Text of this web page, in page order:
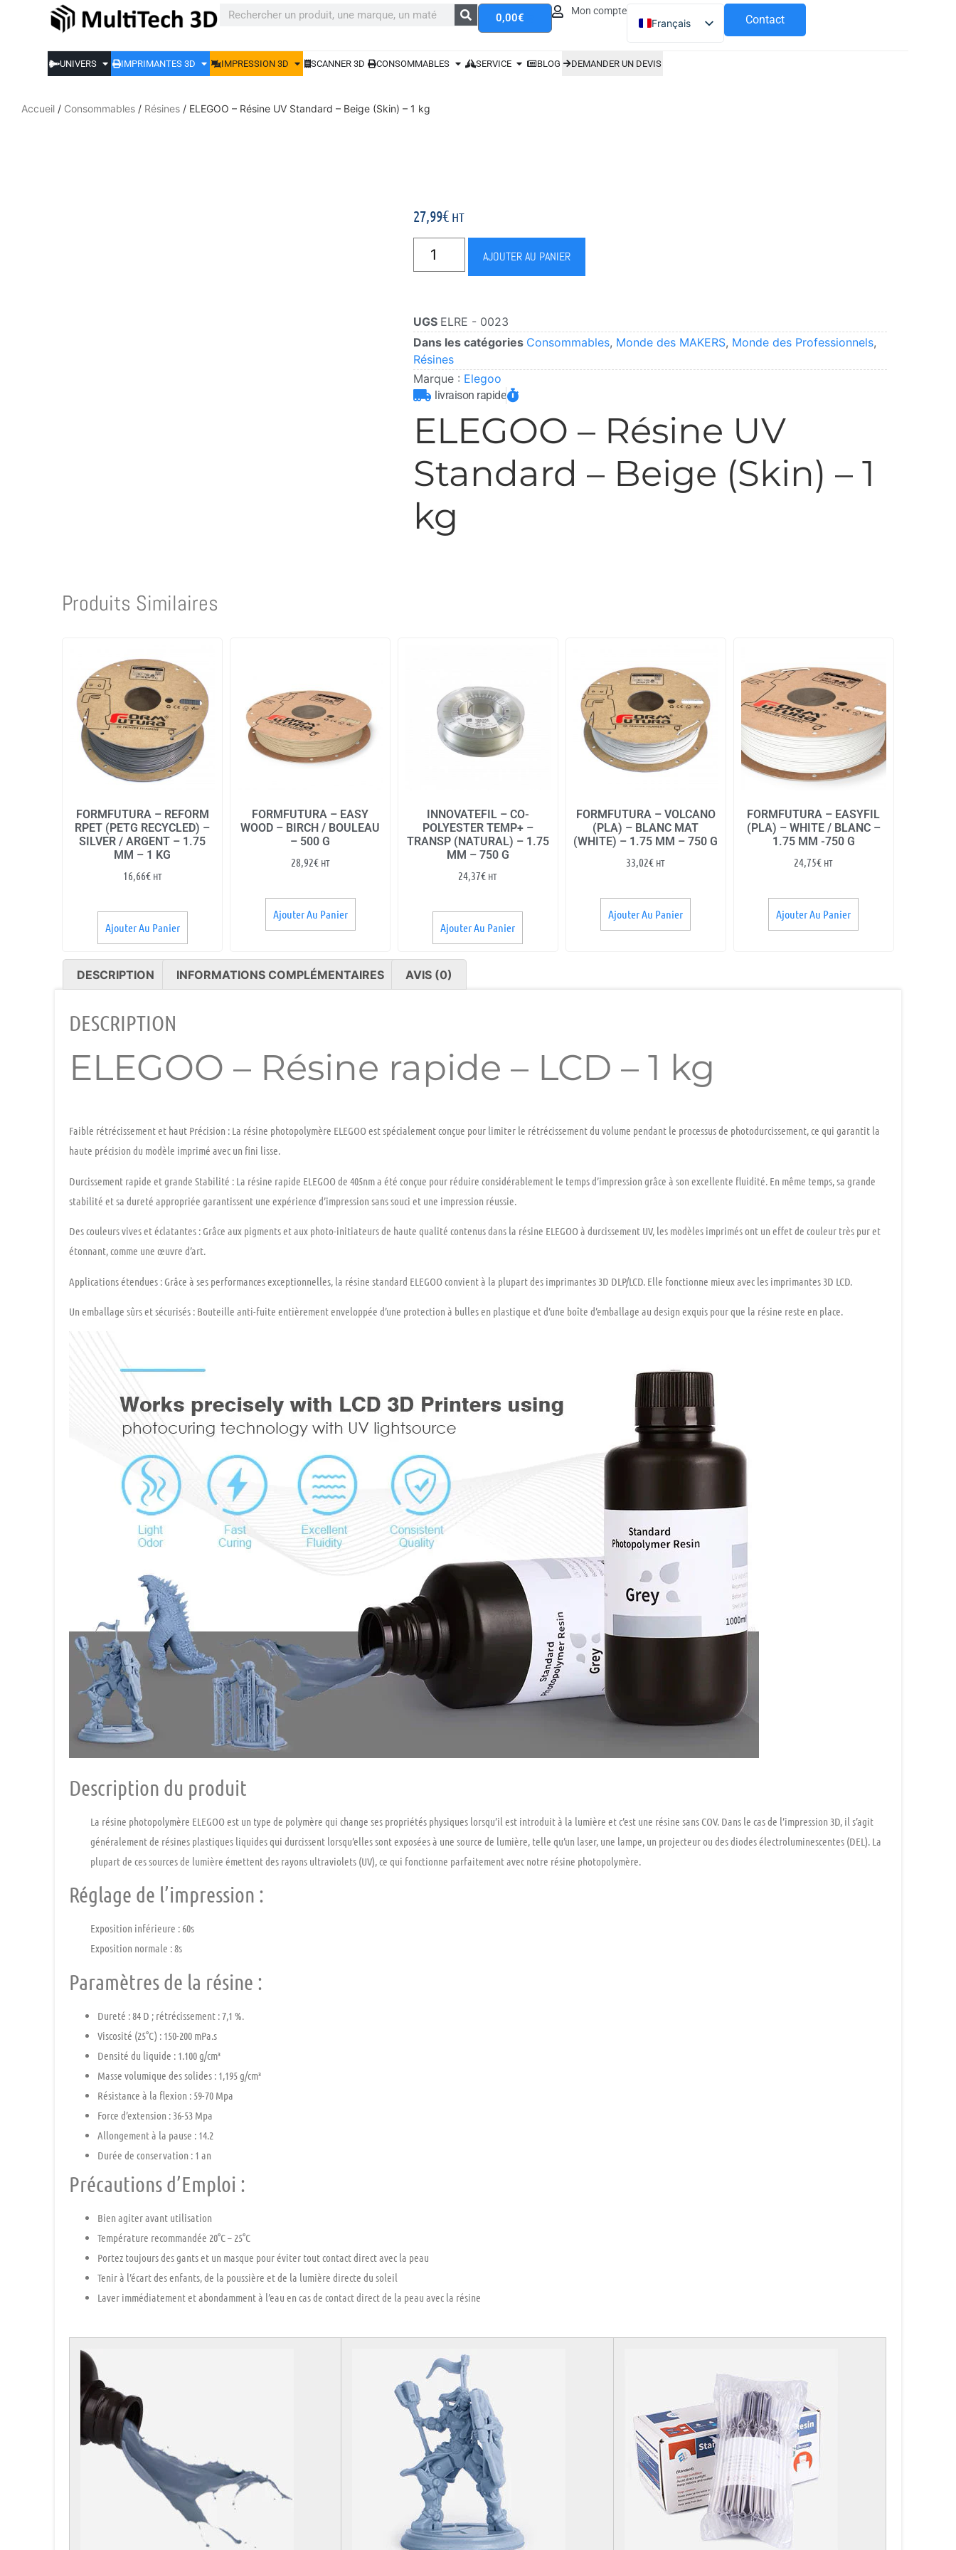
0,00€
Mon compte
Français
Español
Contact
UNIVERS IMPRIMANTES 3D IMPRESSION 3D SCANNER 3D CONSOMMABLES SERVICE BLOG DEMANDER UN DEVIS
Accueil / Consommables / Résines / ELEGOO – Résine UV Standard – Beige (Skin) – 1 kg
27,99€ HT
AJOUTER AU PANIER
UGS ELRE - 0023
Dans les catégories Consommables, Monde des MAKERS, Monde des Professionnels,
Résines
Marque : Elegoo
livraison rapide
ELEGOO – Résine UV
Standard – Beige (Skin) – 1
kg
Produits Similaires
FORMFUTURA – REFORM
RPET (PETG RECYCLED) –
SILVER / ARGENT – 1.75
MM – 1 KG
16,66€ HT
Ajouter Au Panier
FORMFUTURA – EASY
WOOD – BIRCH / BOULEAU
– 500 G
28,92€ HT
Ajouter Au Panier
INNOVATEFIL – CO-
POLYESTER TEMP+ –
TRANSP (NATURAL) – 1.75
MM – 750 G
24,37€ HT
Ajouter Au Panier
FORMFUTURA – VOLCANO
(PLA) – BLANC MAT
(WHITE) – 1.75 MM – 750 G
33,02€ HT
Ajouter Au Panier
FORMFUTURA – EASYFIL
(PLA) – WHITE / BLANC –
1.75 MM -750 G
24,75€ HT
Ajouter Au Panier
DESCRIPTION INFORMATIONS COMPLÉMENTAIRES AVIS (0)
DESCRIPTION
ELEGOO – Résine rapide – LCD – 1 kg
Faible rétrécissement et haut Précision : La résine photopolymère ELEGOO est spécialement conçue pour limiter le rétrécissement du volume pendant le processus de photodurcissement, ce qui garantit la
haute précision du modèle imprimé avec un fini lisse.
Durcissement rapide et grande Stabilité : La résine rapide ELEGOO de 405nm a été conçue pour réduire considérablement le temps d’impression grâce à son excellente fluidité. En même temps, sa grande
stabilité et sa dureté appropriée garantissent une expérience d’impression sans souci et une impression réussie.
Des couleurs vives et éclatantes : Grâce aux pigments et aux photo-initiateurs de haute qualité contenus dans la résine ELEGOO à durcissement UV, les modèles imprimés ont un effet de couleur très pur et
étonnant, comme une œuvre d’art.
Applications étendues : Grâce à ses performances exceptionnelles, la résine standard ELEGOO convient à la plupart des imprimantes 3D DLP/LCD. Elle fonctionne mieux avec les imprimantes 3D LCD.
Un emballage sûrs et sécurisés : Bouteille anti-fuite entièrement enveloppée d’une protection à bulles en plastique et d’une boîte d’emballage au design exquis pour que la résine reste en place.
Description du produit
La résine photopolymère ELEGOO est un type de polymère qui change ses propriétés physiques lorsqu’il est introduit à la lumière et c’est une résine sans COV. Dans le cas de l’impression 3D, il s’agit
généralement de résines plastiques liquides qui durcissent lorsqu’elles sont exposées à une source de lumière, telle qu’un laser, une lampe, un projecteur ou des diodes électroluminescentes (DEL). La
plupart de ces sources de lumière émettent des rayons ultraviolets (UV), ce qui fonctionne parfaitement avec notre résine photopolymère.
Réglage de l’impression :
Exposition inférieure : 60s
Exposition normale : 8s
Paramètres de la résine :
Dureté : 84 D ; rétrécissement : 7,1 %.
Viscosité (25°C) : 150-200 mPa.s
Densité du liquide : 1.100 g/cm³
Masse volumique des solides : 1,195 g/cm³
Résistance à la flexion : 59-70 Mpa
Force d’extension : 36-53 Mpa
Allongement à la pause : 14.2
Durée de conservation : 1 an
Précautions d’Emploi :
Bien agiter avant utilisation
Température recommandée 20°C – 25°C
Portez toujours des gants et un masque pour éviter tout contact direct avec la peau
Tenir à l’écart des enfants, de la poussière et de la lumière directe du soleil
Laver immédiatement et abondamment à l’eau en cas de contact direct de la peau avec la résine